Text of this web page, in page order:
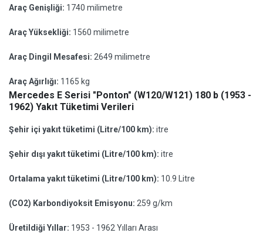
Araç Genişliği: 1740 milimetre
Araç Yüksekliği: 1560 milimetre
Araç Dingil Mesafesi: 2649 milimetre
Araç Ağırlığı: 1165 kg
Mercedes E Serisi "Ponton" (W120/W121) 180 b (1953 -
1962) Yakıt Tüketimi Verileri
Şehir içi yakıt tüketimi (Litre/100 km): itre
Şehir dışı yakıt tüketimi (Litre/100 km): itre
Ortalama yakıt tüketimi (Litre/100 km): 10.9 Litre
(CO2) Karbondiyoksit Emisyonu: 259 g/km
Üretildiği Yıllar: 1953 - 1962 Yılları Arası